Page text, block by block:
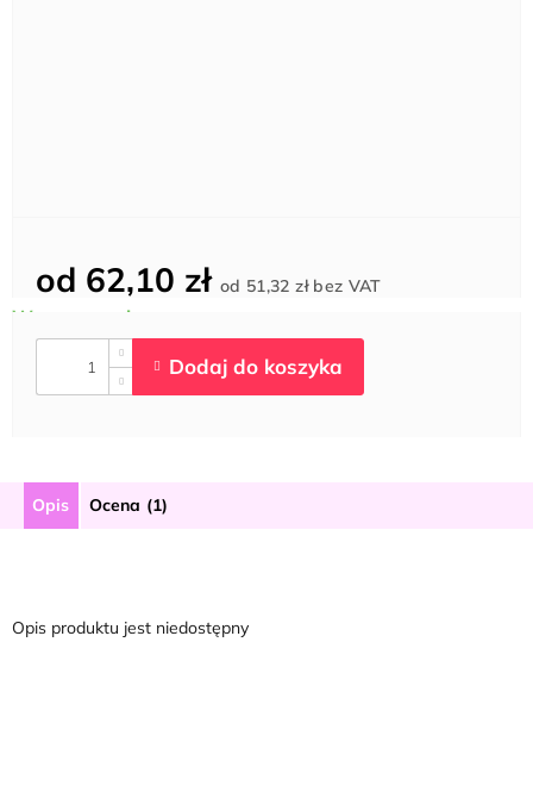
od 62,10 zł od 51,32 złbez VAT
Opis Ocena (1)
Opis produktu jest niedostępny